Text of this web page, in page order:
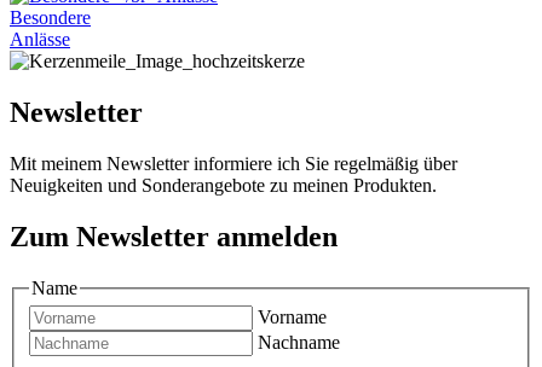
Besondere
Anlässe
Newsletter
Mit meinem Newsletter informiere ich Sie regelmäßig über
Neuigkeiten und Sonderangebote zu meinen Produkten.
Zum Newsletter anmelden
Name
Vorname
Nachname